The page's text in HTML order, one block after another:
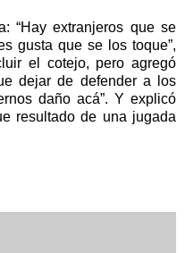
“Hay extranjeros que se
gusta que se los toque”,
el cotejo, pero agregó
dejar de defender a los
daño acá”. Y explicó
resultado de una jugada